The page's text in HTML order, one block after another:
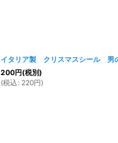
イタリア製 クリスマスシール 男
200円(税別)
(税込 : 220円)